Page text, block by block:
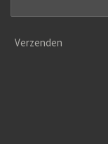
Verzenden